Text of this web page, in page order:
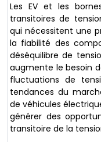
Les EV et les
transitoires de
qui nécessitent une
la fiabilité des
déséquilibre de
augmente le besoin
fluctuations de
tendances du
de véhicules
générer des
transitoire de la